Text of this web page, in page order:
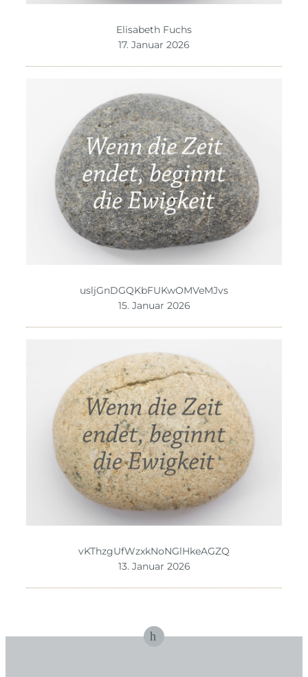
Elisabeth Fuchs
17. Januar 2026
usljGnDGQKbFUKwOMVeMJvs
15. Januar 2026
vKThzgUfWzxkNoNGlHkeAGZQ
13. Januar 2026